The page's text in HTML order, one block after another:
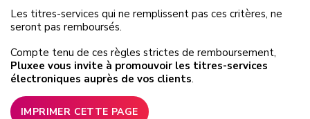
Les titres-services qui ne remplissent pas ces critères, ne
seront pas remboursés.
Compte tenu de ces règles strictes de remboursement,
Pluxee vous invite à promouvoir les titres-services
électroniques auprès de vos clients.
IMPRIMER CETTE PAGE